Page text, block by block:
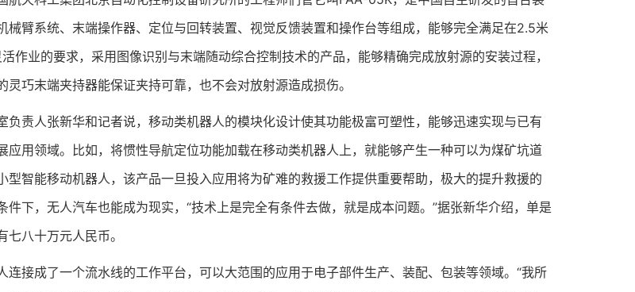
械臂系统、末端操作器、定位与回转装置、视觉反馈装置和操作台等组成，能够完全满足在2.5米
作业的要求，采用图像识别与末端随动综合控制技术的产品，能够精确完成放射源的安装过程，
灵巧末端夹持器能保证夹持可靠，也不会对放射源造成损伤。
责人张新华和记者说，移动类机器人的模块化设计使其功能极富可塑性，能够迅速实现与已有
应用领域。比如，将惯性导航定位功能加载在移动类机器人上，就能够产生一种可以为煤矿坑道
型智能移动机器人，该产品一旦投入应用将为矿难的救援工作提供重要帮助，极大的提升救援的
件下，无人汽车也能成为现实，“技术上是完全有条件去做，就是成本问题。”据张新华介绍，单是
八十万元人民币。
接成了一个流水线的工作平台，可以大范围的应用于电子部件生产、装配、包装等领域。“我所